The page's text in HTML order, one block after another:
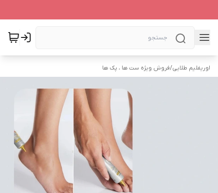
اوریفلیم طلایی/فروش ویژه ست ها ، پک ها